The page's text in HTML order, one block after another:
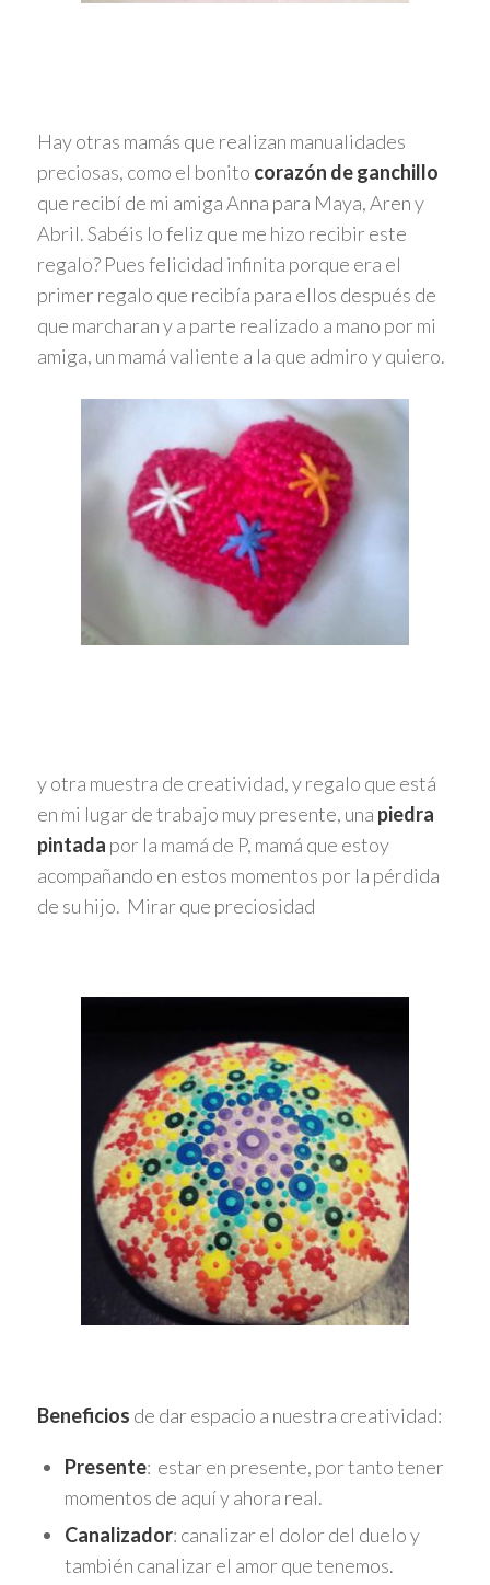
Hay otras mamás que realizan manualidades
preciosas, como el bonito corazón de ganchillo
que recibí de mi amiga Anna para Maya, Aren y
Abril. Sabéis lo feliz que me hizo recibir este
regalo? Pues felicidad infinita porque era el
primer regalo que recibía para ellos después de
que marcharan y a parte realizado a mano por mi
amiga, un mamá valiente a la que admiro y quiero.
y otra muestra de creatividad, y regalo que está
en mi lugar de trabajo muy presente, una piedra
pintada por la mamá de P, mamá que estoy
acompañando en estos momentos por la pérdida
de su hijo. Mirar que preciosidad
Beneficios de dar espacio a nuestra creatividad:
Presente: estar en presente, por tanto tener
momentos de aquí y ahora real.
Canalizador: canalizar el dolor del duelo y
también canalizar el amor que tenemos.